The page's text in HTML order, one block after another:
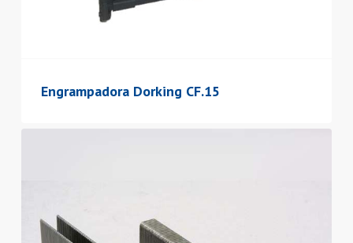
Engrampadora Dorking CF.15